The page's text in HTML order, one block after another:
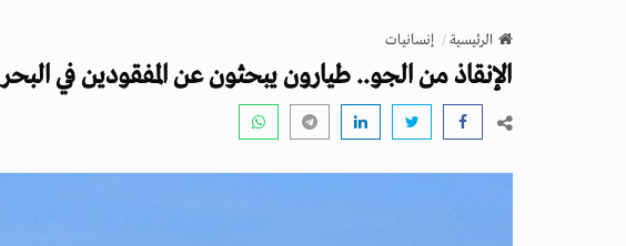
الرئيسية إنسانيات
الإنقاذ من الجو.. طيارون يبحثون عن المفقودين في البحر